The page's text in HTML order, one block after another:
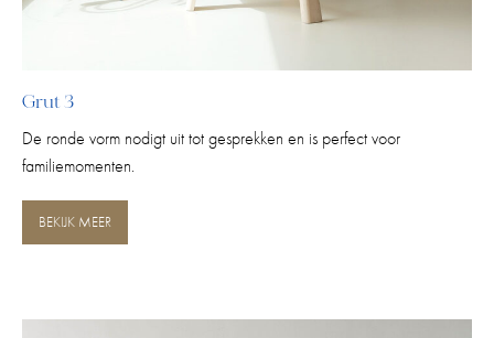
Grut 3
De ronde vorm nodigt uit tot gesprekken en is perfect voor
familiemomenten.
BEKIJK MEER